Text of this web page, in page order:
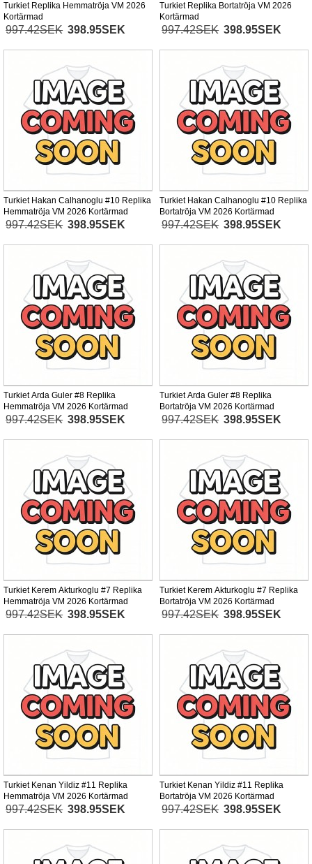
Turkiet Replika Hemmatröja VM 2026
Kortärmad
997.42SEK 398.95SEK
Turkiet Replika Bortatröja VM 2026
Kortärmad
997.42SEK 398.95SEK
Turkiet Hakan Calhanoglu #10 Replika
Hemmatröja VM 2026 Kortärmad
997.42SEK 398.95SEK
Turkiet Hakan Calhanoglu #10 Replika
Bortatröja VM 2026 Kortärmad
997.42SEK 398.95SEK
Turkiet Arda Guler #8 Replika
Hemmatröja VM 2026 Kortärmad
997.42SEK 398.95SEK
Turkiet Arda Guler #8 Replika
Bortatröja VM 2026 Kortärmad
997.42SEK 398.95SEK
Turkiet Kerem Akturkoglu #7 Replika
Hemmatröja VM 2026 Kortärmad
997.42SEK 398.95SEK
Turkiet Kerem Akturkoglu #7 Replika
Bortatröja VM 2026 Kortärmad
997.42SEK 398.95SEK
Turkiet Kenan Yildiz #11 Replika
Hemmatröja VM 2026 Kortärmad
997.42SEK 398.95SEK
Turkiet Kenan Yildiz #11 Replika
Bortatröja VM 2026 Kortärmad
997.42SEK 398.95SEK